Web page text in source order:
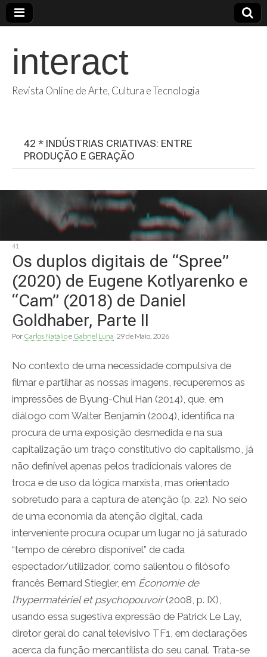
interact
Revista Online de Arte, Cultura e Tecnologia
42 * INDÚSTRIAS CRIATIVAS: ENTRE
PRODUÇÃO E GERAÇÃO
41
Os duplos digitais de “Spree”
(2020) de Eugene Kotlyarenko e
“Cam” (2018) de Daniel
Goldhaber, Parte II
Por Carlos Natálioe Gabriel Luna 29 de Maio, 2026
No contexto de uma necessidade compulsiva de
filmar e partilhar as nossas imagens, recuperemos as
impressões de Byung-Chul Han (2014), que, em
diálogo com Walter Benjamin (2004), identifica na
procura de uma exposição desmedida e na sua
capitalização um traço constitutivo do capitalismo, já
não definível apenas pelos tradicionais valores de
troca e de uso da lógica marxista, mas orientado
sobretudo para a captura de atenção (p. 22). No seio
de uma economia da atenção digital, cada
interveniente procura ocupar um lugar no já saturado
“tempo de cérebro disponível” de cada
espectador/utilizador, como salientou o filósofo
francês Bernard Stiegler, em Économie de
l’hypermatériel et psychopouvoir(2008, p. IX),
usando essa sugestiva expressão de Patrick Le Lay,
diretor geral do canal televisivo TF1, em declarações
acerca da função mercantilista do seu canal. Trata-se